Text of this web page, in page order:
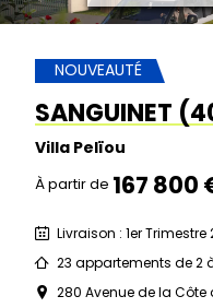
NOUVEAUTÉ
SANGUINET
Villa Pelïou
À partir de 167 800
Livraison : 1er Trimestre
23 appartements de 2
280 Avenue de la Côte